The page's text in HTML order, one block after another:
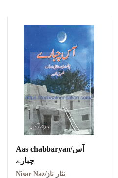
Aas chabbaryan/آس
چبارے
Nisar Naz/نثار ناز